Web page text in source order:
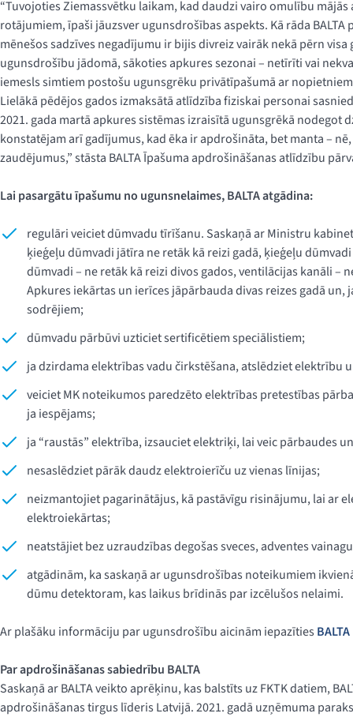
“Tuvojoties Ziemassvētku laikam, kad daudzi vairo omulību mājās
rotājumiem, īpaši jāuzsver ugunsdrošības aspekts. Kā rāda BALTA
mēnešos sadzīves negadījumu ir bijis divreiz vairāk nekā pērn visa
ugunsdrošību jādomā, sākoties apkures sezonai – netīrīti vai
iemesls simtiem postošu ugunsgrēku privātīpašumā ar
Lielākā pēdējos gados izmaksātā atlīdzība fiziskai personai
2021. gada martā apkures sistēmas izraisītā ugunsgrēkā nodegot
konstatējam arī gadījumus, kad ēka ir apdrošināta, bet manta –
zaudējumus,” stāsta BALTA Īpašuma apdrošināšanas atlīdzību
Lai pasargātu īpašumu no ugunsnelaimes, BALTA atgādina:
regulāri veiciet dūmvadu tīrīšanu. Saskaņā ar Ministru
ķieģeļu dūmvadi jātīra ne retāk kā reizi gadā, ķieģeļu
dūmvadi – ne retāk kā reizi divos gados, ventilācijas kanāli –
Apkures iekārtas un ierīces jāpārbauda divas reizes gadā un,
sodrējiem;
dūmvadu pārbūvi uzticiet sertificētiem speciālistiem;
ja dzirdama elektrības vadu čirkstēšana, atslēdziet elektrību
veiciet MK noteikumos paredzēto elektrības pretestības
ja iespējams;
ja “raustās” elektrība, izsauciet elektriķi, lai veic pārbaudes
nesaslēdziet pārāk daudz elektroierīču uz vienas līnijas;
neizmantojiet pagarinātājus, kā pastāvīgu risinājumu, lai ar
elektroiekārtas;
neatstājiet bez uzraudzības degošas sveces, adventes
atgādinām, ka saskaņā ar ugunsdrošības noteikumiem
dūmu detektoram, kas laikus brīdinās par izcēlušos nelaimi.
Ar plašāku informāciju par ugunsdrošību aicinām iepazīties
Par apdrošināšanas sabiedrību BALTA
Saskaņā ar BALTA veikto aprēķinu, kas balstīts uz FKTK datiem,
apdrošināšanas tirgus līderis Latvijā. 2021. gadā uzņēmuma